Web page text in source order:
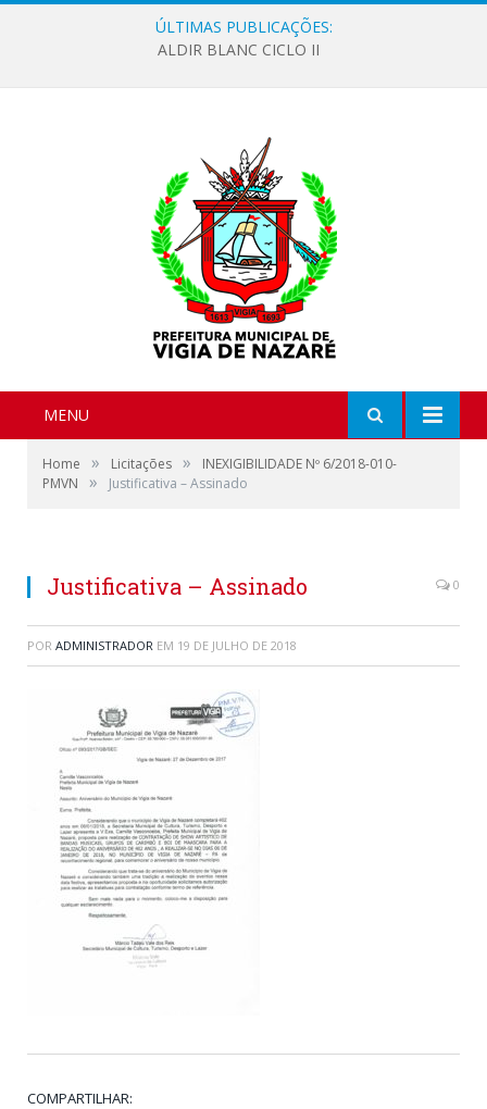
ÚLTIMAS PUBLICAÇÕES:
ALDIR BLANC CICLO II
MENU
Home » Licitações »
INEXIGIBILIDADE Nº 6/2018-010-
PMVN
» Justificativa – Assinado
Justificativa – Assinado 0
POR ADMINISTRADOR EM 19 DE JULHO DE 2018
COMPARTILHAR: